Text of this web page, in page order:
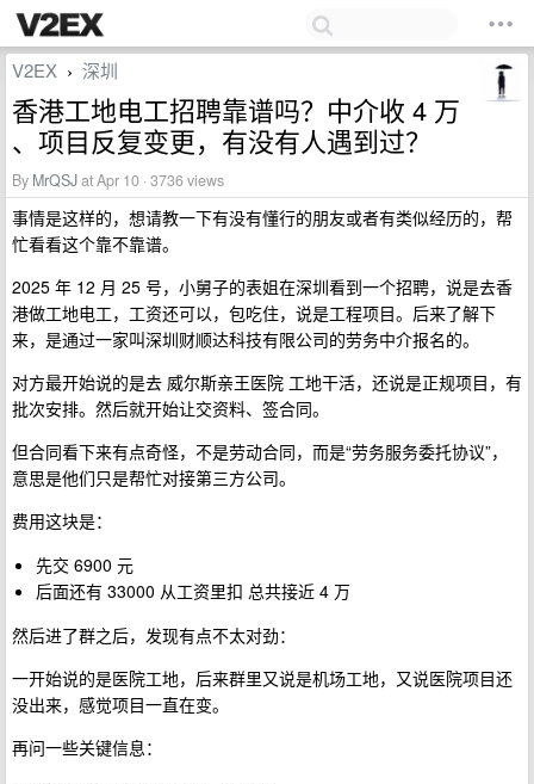
V2EX › 深圳
香港工地电工招聘靠谱吗？中介收 4 万
、项目反复变更，有没有人遇到过？
By MrQSJat Apr 10 · 3736 views
事情是这样的，想请教一下有没有懂行的朋友或者有类似经历的，帮
忙看看这个靠不靠谱。
2025 年 12 月 25 号，小舅子的表姐在深圳看到一个招聘，说是去香
港做工地电工，工资还可以，包吃住，说是工程项目。后来了解下
来，是通过一家叫深圳财顺达科技有限公司的劳务中介报名的。
对方最开始说的是去 威尔斯亲王医院 工地干活，还说是正规项目，有
批次安排。然后就开始让交资料、签合同。
但合同看下来有点奇怪，不是劳动合同，而是“劳务服务委托协议”，
意思是他们只是帮忙对接第三方公司。
费用这块是：
先交 6900 元
后面还有 33000 从工资里扣 总共接近 4 万
然后进了群之后，发现有点不太对劲：
一开始说的是医院工地，后来群里又说是机场工地，又说医院项目还
没出来，感觉项目一直在变。
再问一些关键信息：